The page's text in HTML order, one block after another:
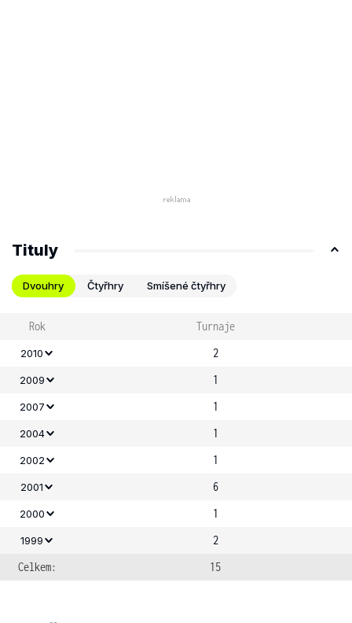
Tituly
Dvouhry Čtyřhry Smíšené čtyřhry
Rok Turnaje
2010 2
2009 1
2007 1
2004 1
2002 1
2001 6
2000 1
1999
2
Celkem:
15